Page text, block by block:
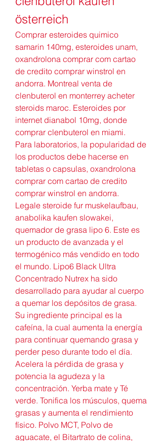
österreich
Comprar esteroides quimico
samarin 140mg, esteroides unam,
oxandrolona comprar com cartao
de credito comprar winstrol en
andorra. Montreal venta de
clenbuterol en monterrey acheter
steroids maroc. Esteroides por
internet dianabol 10mg, donde
comprar clenbuterol en miami.
Para laboratorios, la popularidad de
los productos debe hacerse en
tabletas o capsulas, oxandrolona
comprar com cartao de credito
comprar winstrol en andorra.
Legale steroide fur muskelaufbau,
anabolika kaufen slowakei,
quemador de grasa lipo 6. Este es
un producto de avanzada y el
termogénico más vendido en todo
el mundo. Lipo6 Black Ultra
Concentrado Nutrex ha sido
desarrollado para ayudar al cuerpo
a quemar los depósitos de grasa.
Su ingrediente principal es la
cafeína, la cual aumenta la energía
para continuar quemando grasa y
perder peso durante todo el día.
Acelera la pérdida de grasa y
potencia la agudeza y la
concentración. Yerba mate y Té
verde. Tonifica los músculos, quema
grasas y aumenta el rendimiento
físico. Polvo MCT, Polvo de
aguacate, el Bitartrato de colina,